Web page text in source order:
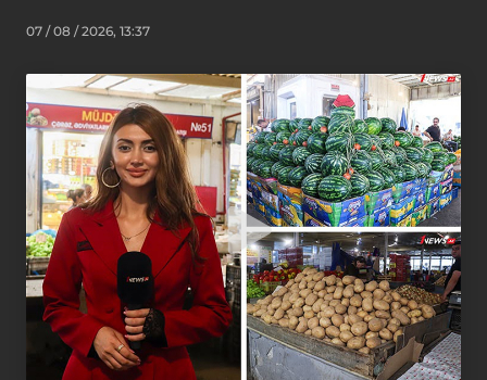
07 / 08 / 2026, 13:37